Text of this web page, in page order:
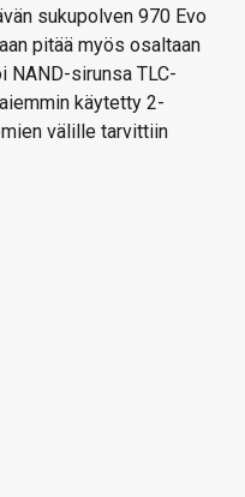
sukupolven 970 Evo
pitää myös osaltaan
NAND-sirunsa TLC-
käytetty 2-
välille tarvittiin